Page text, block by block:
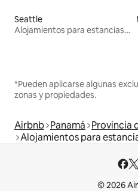
Seattle
Alojamientos para estancias largas
*Pueden aplicarse algunas
zonas y propiedades.
Airbnb Panamá Provincia
Alojamientos para
© 2026